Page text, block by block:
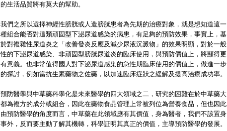
的生活品質將有莫大的幫助。
我們之所以選擇神經性膀胱或人造膀胱患者為先期的治療對象，就是想知道這一
種組合能否對這類頑固型下泌尿道感染的病患，有足夠的預防效果，事實上，基
於對複雜性尿道炎之「改善發炎反應及減少尿液沉澱物」的效果明顯，對於一般
性的下泌尿道感染、非頑固型膀胱尿道炎的臨床使用，與預防價值上，將顯得更
有意義。也非常值得國人對下泌尿道感染的急性期臨床使用的價值上，做進一步
的探討，例如當抗生素藥物之佐藥，以加速臨床症狀之緩解及提高治療成功率。
預防醫學與中草藥科學化是未來醫學的四大領域之二，研究的困難在於中草藥大
都為複方的成分或組合，因此在藥物食品管理上常被列位為營養食品，但也因此
由預防醫學的角度而言，中草藥在此領域應有其價值，身為醫者，我們不該置身
事外，反而要主動了解其機轉，科學証明其真正的價值，主導預防醫學的發展。